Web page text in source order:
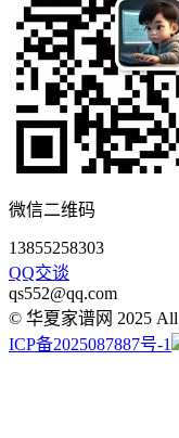
微信二维码
13855258303
QQ交谈
qs552@qq.com
© 华夏家谱网 2025 All
ICP备2025087887号-1